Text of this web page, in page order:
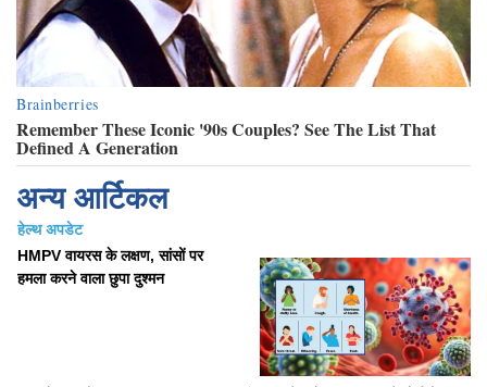
अन्य आर्टिकल
हेल्थ अपडेट
HMPV वायरस के लक्षण, सांसों पर
हमला करने वाला छुपा दुश्मन